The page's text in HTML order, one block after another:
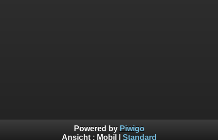
Powered by Piwigo
Ansicht : Mobil Standard